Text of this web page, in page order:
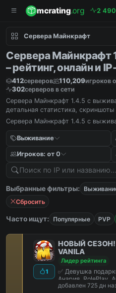
mcrating.org 2 490
Сервера Майнкрафт
Сервера Майнкрафт
– рейтинг, онлайн и
412серверов 110,209игроков
302серверов в сети
Сервера Майнкрафт 1.4.5 с
детальная статистика,
Сервера Майнкрафт 1.4.5 с
Выживание
Игроков: от 0
Выбранные фильтры:
Сбросить
Часто ищут: Популярные PVP
1
НОВЫЙ СЕЗОН!
VANILA
Лидер рейтинга
✅ Девушка
Анария, RolePlay,
добавлен 725 дн